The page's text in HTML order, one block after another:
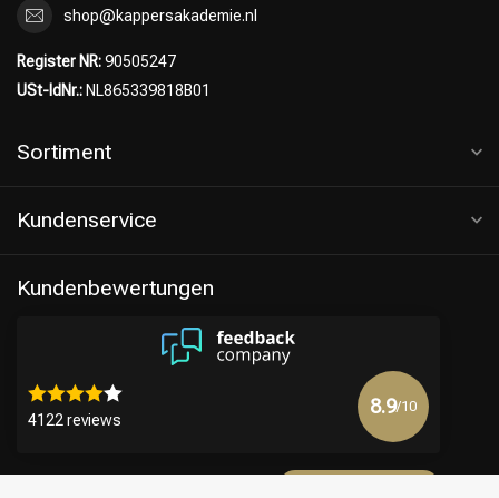
shop@kappersakademie.nl
Register NR:90505247
USt-IdNr.: NL865339818B01
Sortiment
Kundenservice
Kundenbewertungen
4122 reviews
8.9/10